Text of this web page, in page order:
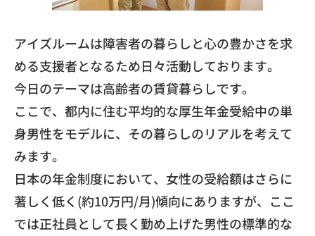
アイズルームは障害者の暮らしと心の豊かさを求
める支援者となるため日々活動しております。
今日のテーマは高齢者の賃貸暮らしです。
​ここで、 都内に住む平均的な厚生年金受給中の単
身男性をモデルに、 その暮らしのリアルを考えて
みます。
日本の年金制度において、 女性の受給額はさらに
著しく低く(約10万円/月)傾向にありますが、 ここ
では正社員として長く勤め上げた男性の標準的な